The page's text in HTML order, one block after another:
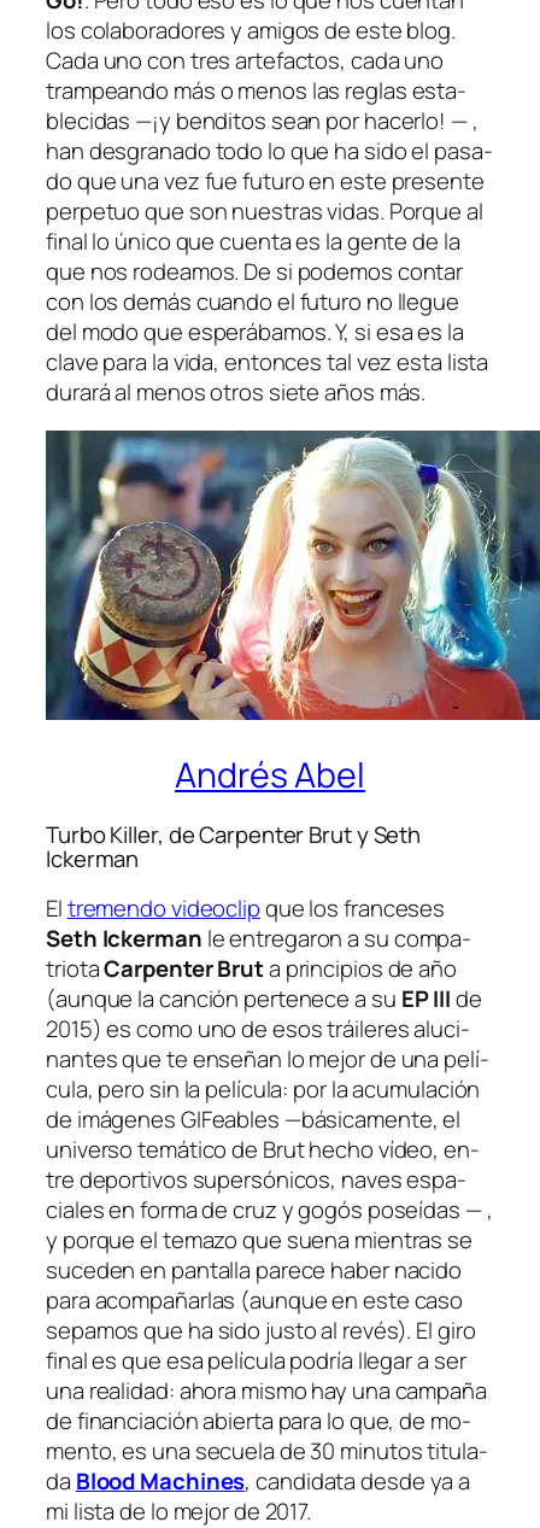
los co­la­bo­ra­do­res y ami­gos de es­te blog.
Cada uno con tres ar­te­fac­tos, ca­da uno
tram­pean­do más o me­nos las re­glas es­ta­
ble­ci­das —¡y ben­di­tos sean por ha­cer­lo! — ,
han des­gra­na­do to­do lo que ha si­do el pa­sa­
do que una vez fue fu­tu­ro en es­te pre­sen­te
per­pe­tuo que son nues­tras vi­das. Porque al
fi­nal lo úni­co que cuen­ta es la gen­te de la
que nos ro­dea­mos. De si po­de­mos con­tar
con los de­más cuan­do el fu­tu­ro no lle­gue
del mo­do que es­pe­rá­ba­mos. Y, si esa es la
cla­ve pa­ra la vi­da, en­ton­ces tal vez es­ta lis­ta
du­ra­rá al me­nos otros sie­te años más.
Andrés Abel
Turbo Killer, de Carpenter Brut y Seth
Ickerman
Eltre­men­do vi­deo­clipque los fran­ce­ses
Seth Ickerman le en­tre­ga­ron a su com­pa­
trio­taCarpenter Bruta prin­ci­pios de año
(aun­que la can­ción per­te­ne­ce a su EP IIIde
2015) es co­mo uno de esos trái­le­res alu­ci­
nan­tes que te en­se­ñan lo me­jor de una pe­lí­
cu­la, pe­ro sin la pe­lí­cu­la: por la acu­mu­la­ción
de imá­ge­nes GIFeables —bá­si­ca­men­te, el
uni­ver­so te­má­ti­co de Brut he­cho ví­deo, en­
tre de­por­ti­vos su­per­só­ni­cos, na­ves es­pa­
cia­les en for­ma de cruz y go­gós po­seí­das — ,
y por­que el te­ma­zo que sue­na mien­tras se
su­ce­den en pan­ta­lla pa­re­ce ha­ber na­ci­do
pa­ra acom­pa­ñar­las (aun­que en es­te ca­so
se­pa­mos que ha si­do jus­to al re­vés). El gi­ro
fi­nal es que esa pe­lí­cu­la po­dría lle­gar a ser
una reali­dad: aho­ra mis­mo hay una cam­pa­ña
de fi­nan­cia­ción abier­ta pa­ra lo que, de mo­
men­to, es una se­cue­la de 30 mi­nu­tos ti­tu­la­
da Blood Machines, can­di­da­ta des­de ya a
mi lis­ta de lo me­jor de 2017.